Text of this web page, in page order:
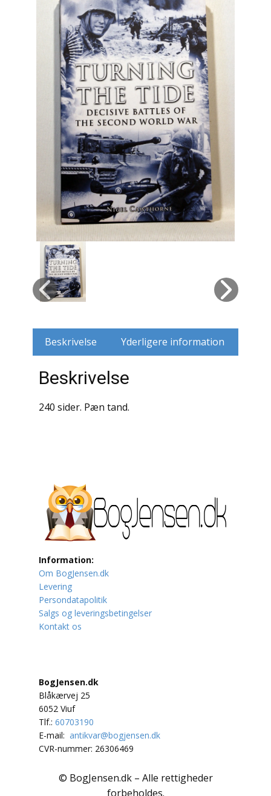
Engelsk
Erhverv
Europa
Fantasy / Sciencefiction
Filosofi
Håndarbejde
Håndværk
Historie
Hobby
Hus / Have
Husdyr
Krige / Slag
Litteraturhistorie
Lokalhistorie / Topografi
Lystfiskeri
Mad
Musik
Naturen
Oldtidskundskab
Ordbøger
Beskrivelse Yderligere information
Beskrivelse
240 sider. Pæn tand.
Information:
Om BogJensen.dk
Levering
Persondatapolitik
Salgs og leveringsbetingelser
Kontakt os
BogJensen.dk
Blåkærvej 25
6052 Viuf
Tlf.: 60703190
E-mail: antikvar@bogjensen.dk
CVR-nummer: 26306469
© BogJensen.dk – Alle rettigheder
forbeholdes.